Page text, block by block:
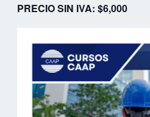
PRECIO SIN IVA: $6,000